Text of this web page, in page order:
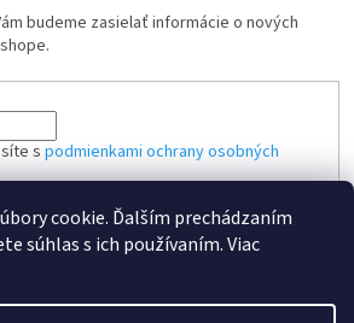
cookie. Ďalším prechádzaním
súhlas s ich používaním. Viac
budeme zasielať informácie o nových
s podmienkami ochrany osobných